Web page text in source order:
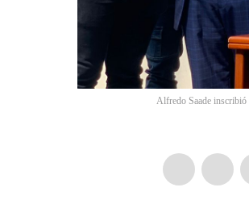
Alfredo Saade inscribió